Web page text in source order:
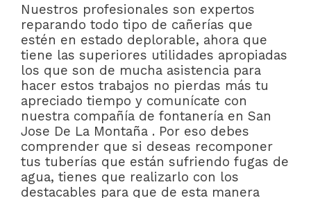
Nuestros profesionales son expertos
reparando todo tipo de cañerías que
estén en estado deplorable, ahora que
tiene las superiores utilidades apropiadas
los que son de mucha asistencia para
hacer estos trabajos no pierdas más tu
apreciado tiempo y comunícate con
nuestra compañía de fontanería en San
Jose De La Montaña . Por eso debes
comprender que si deseas recomponer
tus tuberías que están sufriendo fugas de
agua, tienes que realizarlo con los
destacables para que de esta manera